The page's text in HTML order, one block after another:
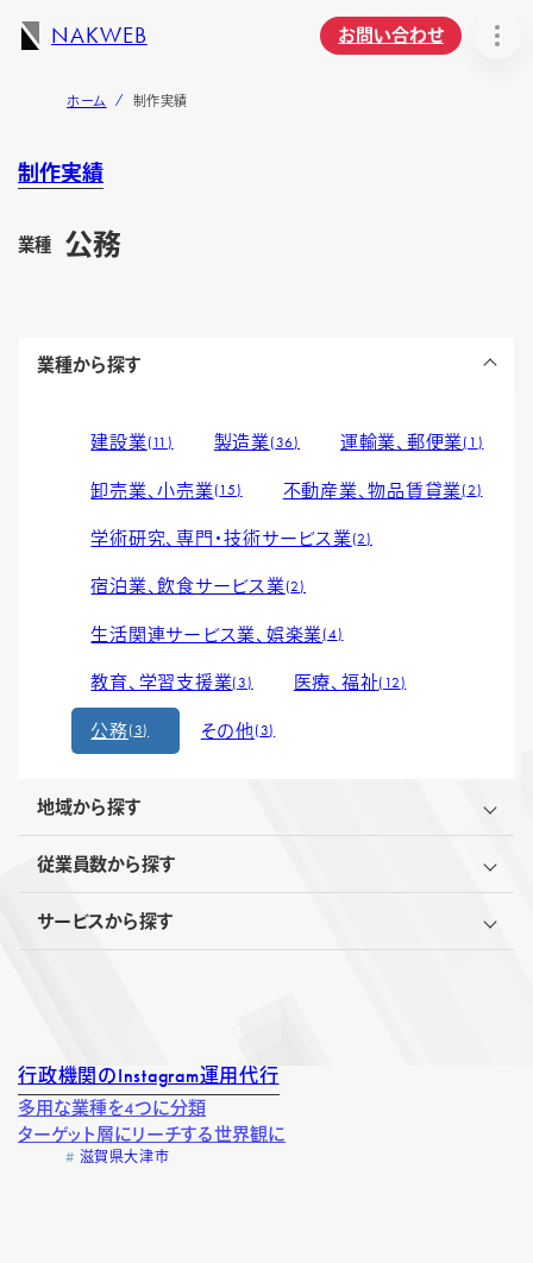
NAKWEB お問い合わせ
ホーム 制作実績
制作実績
業種 公務
業種から探す
建設業 11 製造業 36 運輸業、郵便業 1
卸売業、小売業 15 不動産業、物品賃貸業 2
学術研究、専門・技術サービス業 2
宿泊業、飲食サービス業 2
生活関連サービス業、娯楽業 4
教育、学習支援業 3 医療、福祉 12
公務 3 その他 3
地域から探す
従業員数から探す
サービスから探す
行政機関のInstagram運用代行
多用な業種を4つに分類
ターゲット層にリーチする世界観に
滋賀県大津市